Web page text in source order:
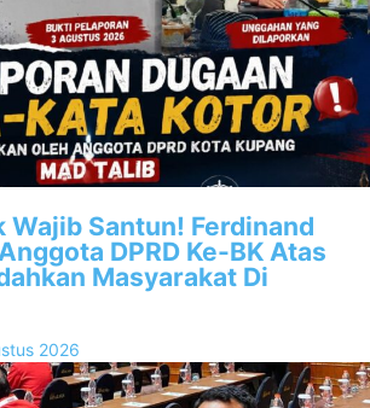
Wajib Santun! Ferdinand
DPRD Ke-BK Atas
Masyarakat Di
2026